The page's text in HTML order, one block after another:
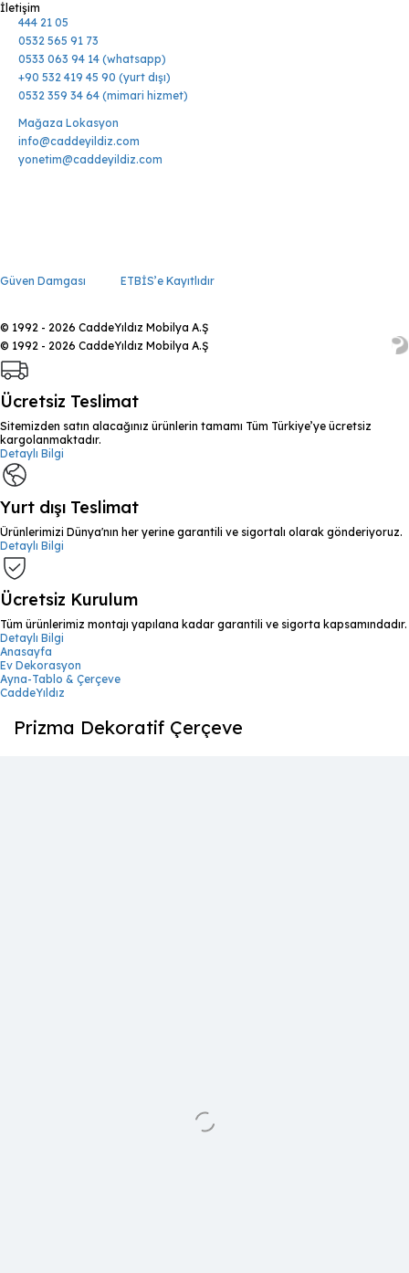
İletişim
444 21 05
0532 565 91 73
0533 063 94 14 (whatsapp)
+90 532 419 45 90 (yurt dışı)
0532 359 34 64 (mimari hizmet)
Mağaza Lokasyon
info@caddeyildiz.com
yonetim@caddeyildiz.com
Güven Damgası ETBİS’e Kayıtlıdır
© 1992 - 2026 CaddeYıldız Mobilya A.Ş
© 1992 - 2026 CaddeYıldız Mobilya A.Ş
Ücretsiz Teslimat
Sitemizden satın alacağınız ürünlerin tamamı Tüm Türkiye’ye ücretsiz
kargolanmaktadır.
Detaylı Bilgi
Yurt dışı Teslimat
Ürünlerimizi Dünya'nın her yerine garantili ve sigortalı olarak gönderiyoruz.
Detaylı Bilgi
Ücretsiz Kurulum
Tüm ürünlerimiz montajı yapılana kadar garantili ve sigorta kapsamındadır.
Detaylı Bilgi
Anasayfa
Ev Dekorasyon
Ayna-Tablo & Çerçeve
CaddeYıldız
Prizma Dekoratif Çerçeve